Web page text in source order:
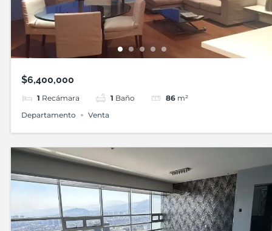
$6,400,000
1 Recámara 1 Baño 86 m²
Departamento
Venta